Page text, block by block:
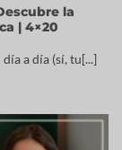
la
| 4×20
a día (sí, tu[...]